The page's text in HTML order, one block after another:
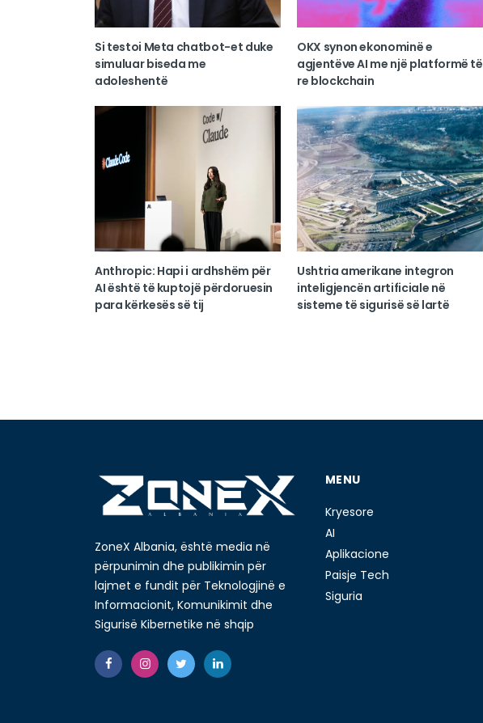
Si testoi Meta chatbot-et duke
simuluar biseda me
adoleshentë
OKX synon ekonominë e
agjentëve AI me një platformë të
re blockchain
Anthropic: Hapi i ardhshëm për
AI është të kuptojë përdoruesin
para kërkesës së tij
Ushtria amerikane integron
inteligjencën artificiale në
sisteme të sigurisë së lartë
ZoneX Albania, është media në
përpunimin dhe publikimin për
lajmet e fundit për Teknologjinë e
Informacionit, Komunikimit dhe
Sigurisë Kibernetike në shqip
MENU
Kryesore
AI
Aplikacione
Paisje Tech
Siguria